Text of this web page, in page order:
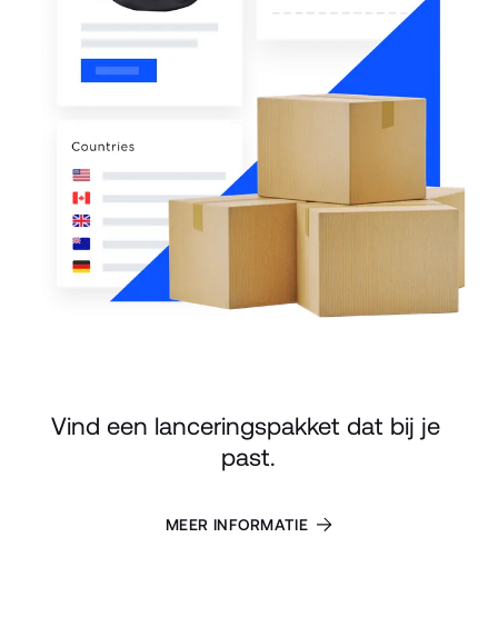
Vind een lanceringspakket dat bij je
past.
MEER INFORMATIE